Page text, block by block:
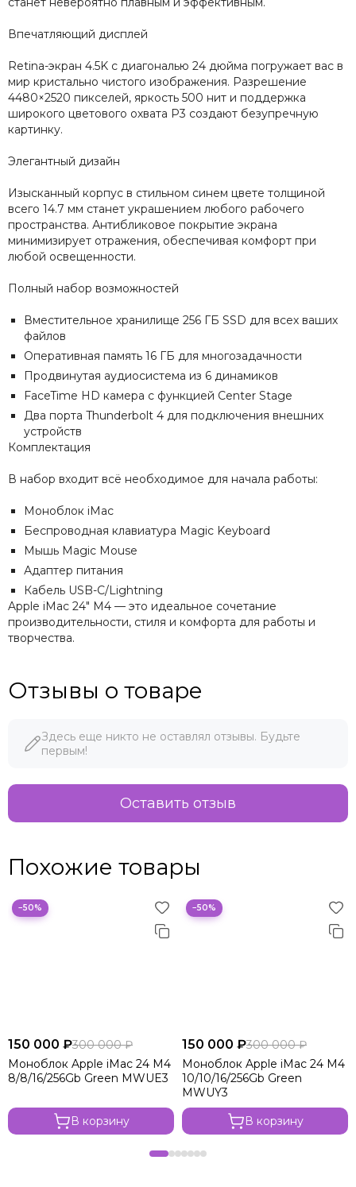
Впечатляющий дисплей
Retina-экран 4.5K с диагональю 24 дюйма погружает вас в
мир кристально чистого изображения. Разрешение
4480×2520 пикселей, яркость 500 нит и поддержка
широкого цветового охвата P3 создают безупречную
картинку.
Элегантный дизайн
Изысканный корпус в стильном синем цвете толщиной
всего 14.7 мм станет украшением любого рабочего
пространства. Антибликовое покрытие экрана
минимизирует отражения, обеспечивая комфорт при
любой освещенности.
Полный набор возможностей
Вместительное хранилище 256 ГБ SSD для всех ваших
файлов
Оперативная память 16 ГБ для многозадачности
Продвинутая аудиосистема из 6 динамиков
FaceTime HD камера с функцией Center Stage
Два порта Thunderbolt 4 для подключения внешних
устройств
Комплектация
В набор входит всё необходимое для начала работы:
Моноблок iMac
Беспроводная клавиатура Magic Keyboard
Мышь Magic Mouse
Адаптер питания
Кабель USB-C/Lightning
Apple iMac 24" M4 — это идеальное сочетание
производительности, стиля и комфорта для работы и
творчества.
Отзывы о товаре
Здесь еще никто не оставлял отзывы. Будьте
первым!
Оставить отзыв
Похожие товары
−50%
150 000 ₽300 000 ₽
Моноблок Apple iMac 24 M4
8/8/16/256Gb Green MWUE3
В корзину
−50%
150 000 ₽300 000 ₽
Моноблок Apple iMac 24 M4
10/10/16/256Gb Green
MWUY3
В корзину